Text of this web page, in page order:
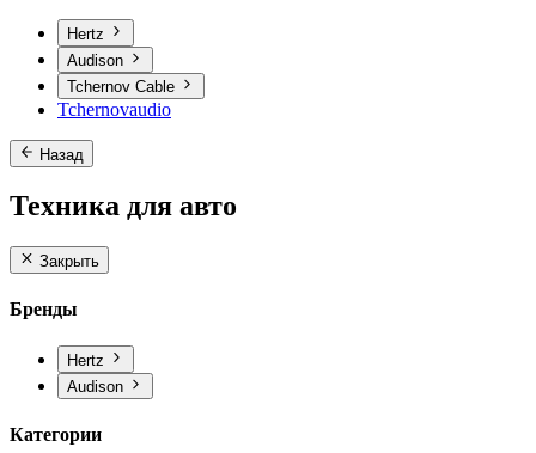
Hertz
Audison
Tchernov Cable
Tchernovaudio
Назад
Техника для авто
Закрыть
Бренды
Hertz
Audison
Категории